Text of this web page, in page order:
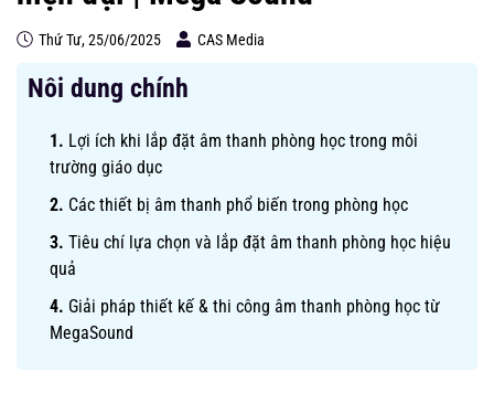
Thứ Tư, 25/06/2025 CAS Media
Nôi dung chính
Lợi ích khi lắp đặt âm thanh phòng học trong môi
trường giáo dục
Các thiết bị âm thanh phổ biến trong phòng học
Tiêu chí lựa chọn và lắp đặt âm thanh phòng học hiệu
quả
Giải pháp thiết kế & thi công âm thanh phòng học từ
MegaSound